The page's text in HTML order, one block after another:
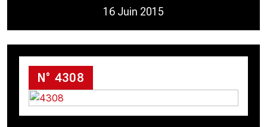
16 Juin 2015
N° 4308